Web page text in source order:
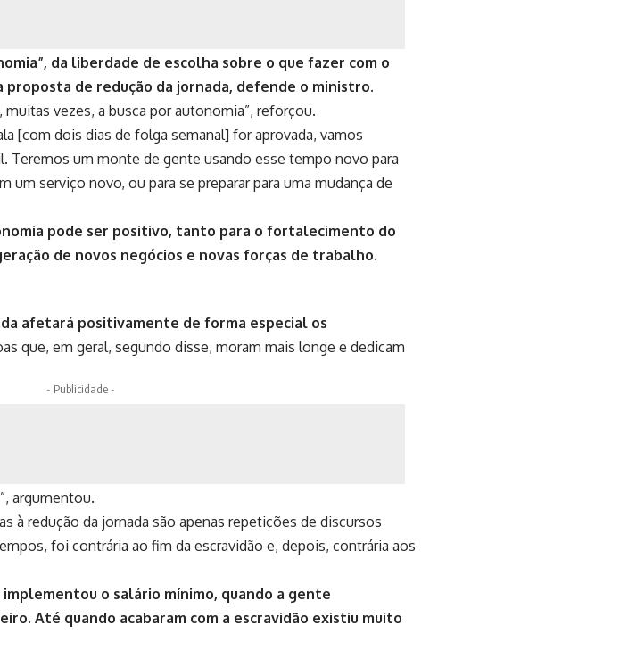
da liberdade de escolha sobre o que fazer com o
de redução da jornada, defende o ministro.
vezes, a busca por autonomia”, reforçou.
[com dois dias de folga semanal] for aprovada, vamos
Teremos um monte de gente usando esse tempo novo para
um serviço novo, ou para se preparar para uma mudança de
pode ser positivo, tanto para o fortalecimento do
de novos negócios e novas forças de trabalho.
afetará positivamente de forma especial os
que, em geral, segundo disse, moram mais longe e dedicam
- Publicidade -
argumentou.
à redução da jornada são apenas repetições de discursos
foi contrária ao fim da escravidão e, depois, contrária aos
o salário mínimo, quando a gente
Até quando acabaram com a escravidão existiu muito